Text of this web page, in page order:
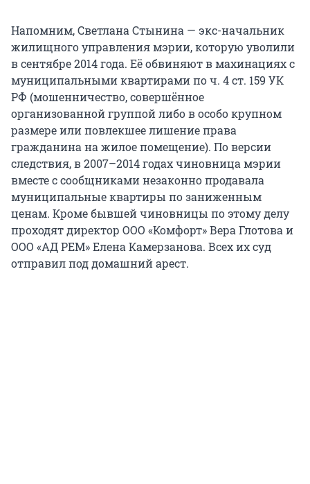
Напомним, Светлана Стынина — экс-начальник
жилищного управления мэрии, которую уволили
в сентябре 2014 года. Её обвиняют в махинациях с
муниципальными квартирами по ч. 4 ст. 159 УК
РФ (мошенничество, совершённое
организованной группой либо в особо крупном
размере или повлекшее лишение права
гражданина на жилое помещение). По версии
следствия, в 2007–2014 годах чиновница мэрии
вместе с сообщниками незаконно продавала
муниципальные квартиры по заниженным
ценам. Кроме бывшей чиновницы по этому делу
проходят директор ООО «Комфорт» Вера Глотова и
ООО «АД РЕМ» Елена Камерзанова. Всех их суд
отправил под домашний арест.